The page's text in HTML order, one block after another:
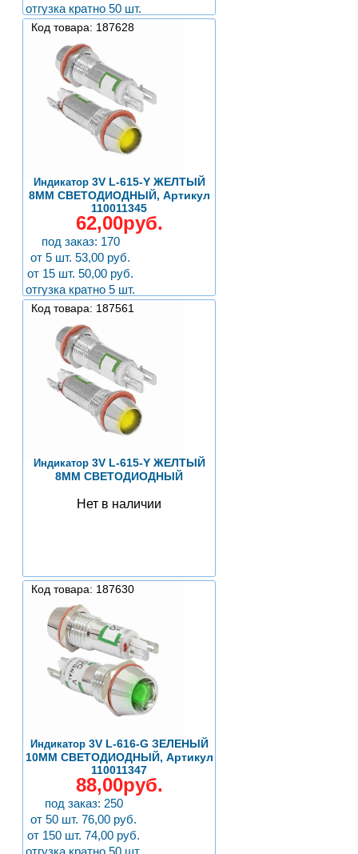
отгузка кратно 50 шт.
Код товара: 187628
Индикатор3V L-615-Y ЖЕЛТЫЙ
8MM СВЕТОДИОДНЫЙ, Артикул
110011345
62,00руб.
под заказ: 170
от 5 шт. 53,00 руб.
от 15 шт. 50,00 руб.
отгузка кратно 5 шт.
Код товара: 187561
Индикатор3V L-615-Y ЖЕЛТЫЙ
8MM СВЕТОДИОДНЫЙ
Нет в наличии
Код товара: 187630
Индикатор3V L-616-G ЗЕЛЕНЫЙ
10MM СВЕТОДИОДНЫЙ, Артикул
110011347
88,00руб.
под заказ: 250
от 50 шт. 76,00 руб.
от 150 шт. 74,00 руб.
отгузка кратно 50 шт.